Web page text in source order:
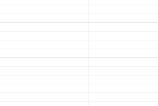
Unser Bijou